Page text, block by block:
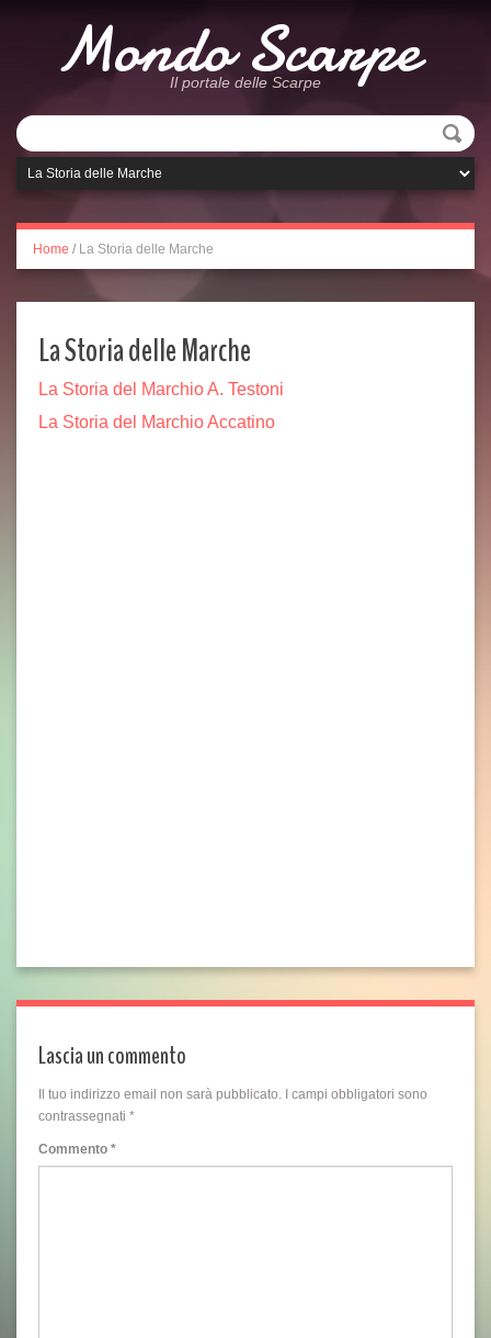
Mondo Scarpe
Il portale delle Scarpe
Home / La Storia delle Marche
La Storia delle Marche
La Storia del Marchio A. Testoni
La Storia del Marchio Accatino
Lascia un commento
Il tuo indirizzo email non sarà pubblicato.
I campi obbligatori sono
contrassegnati *
Commento *